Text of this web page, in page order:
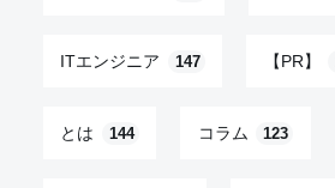
ITエンジニア 147 【PR】
とは 144 コラム 123